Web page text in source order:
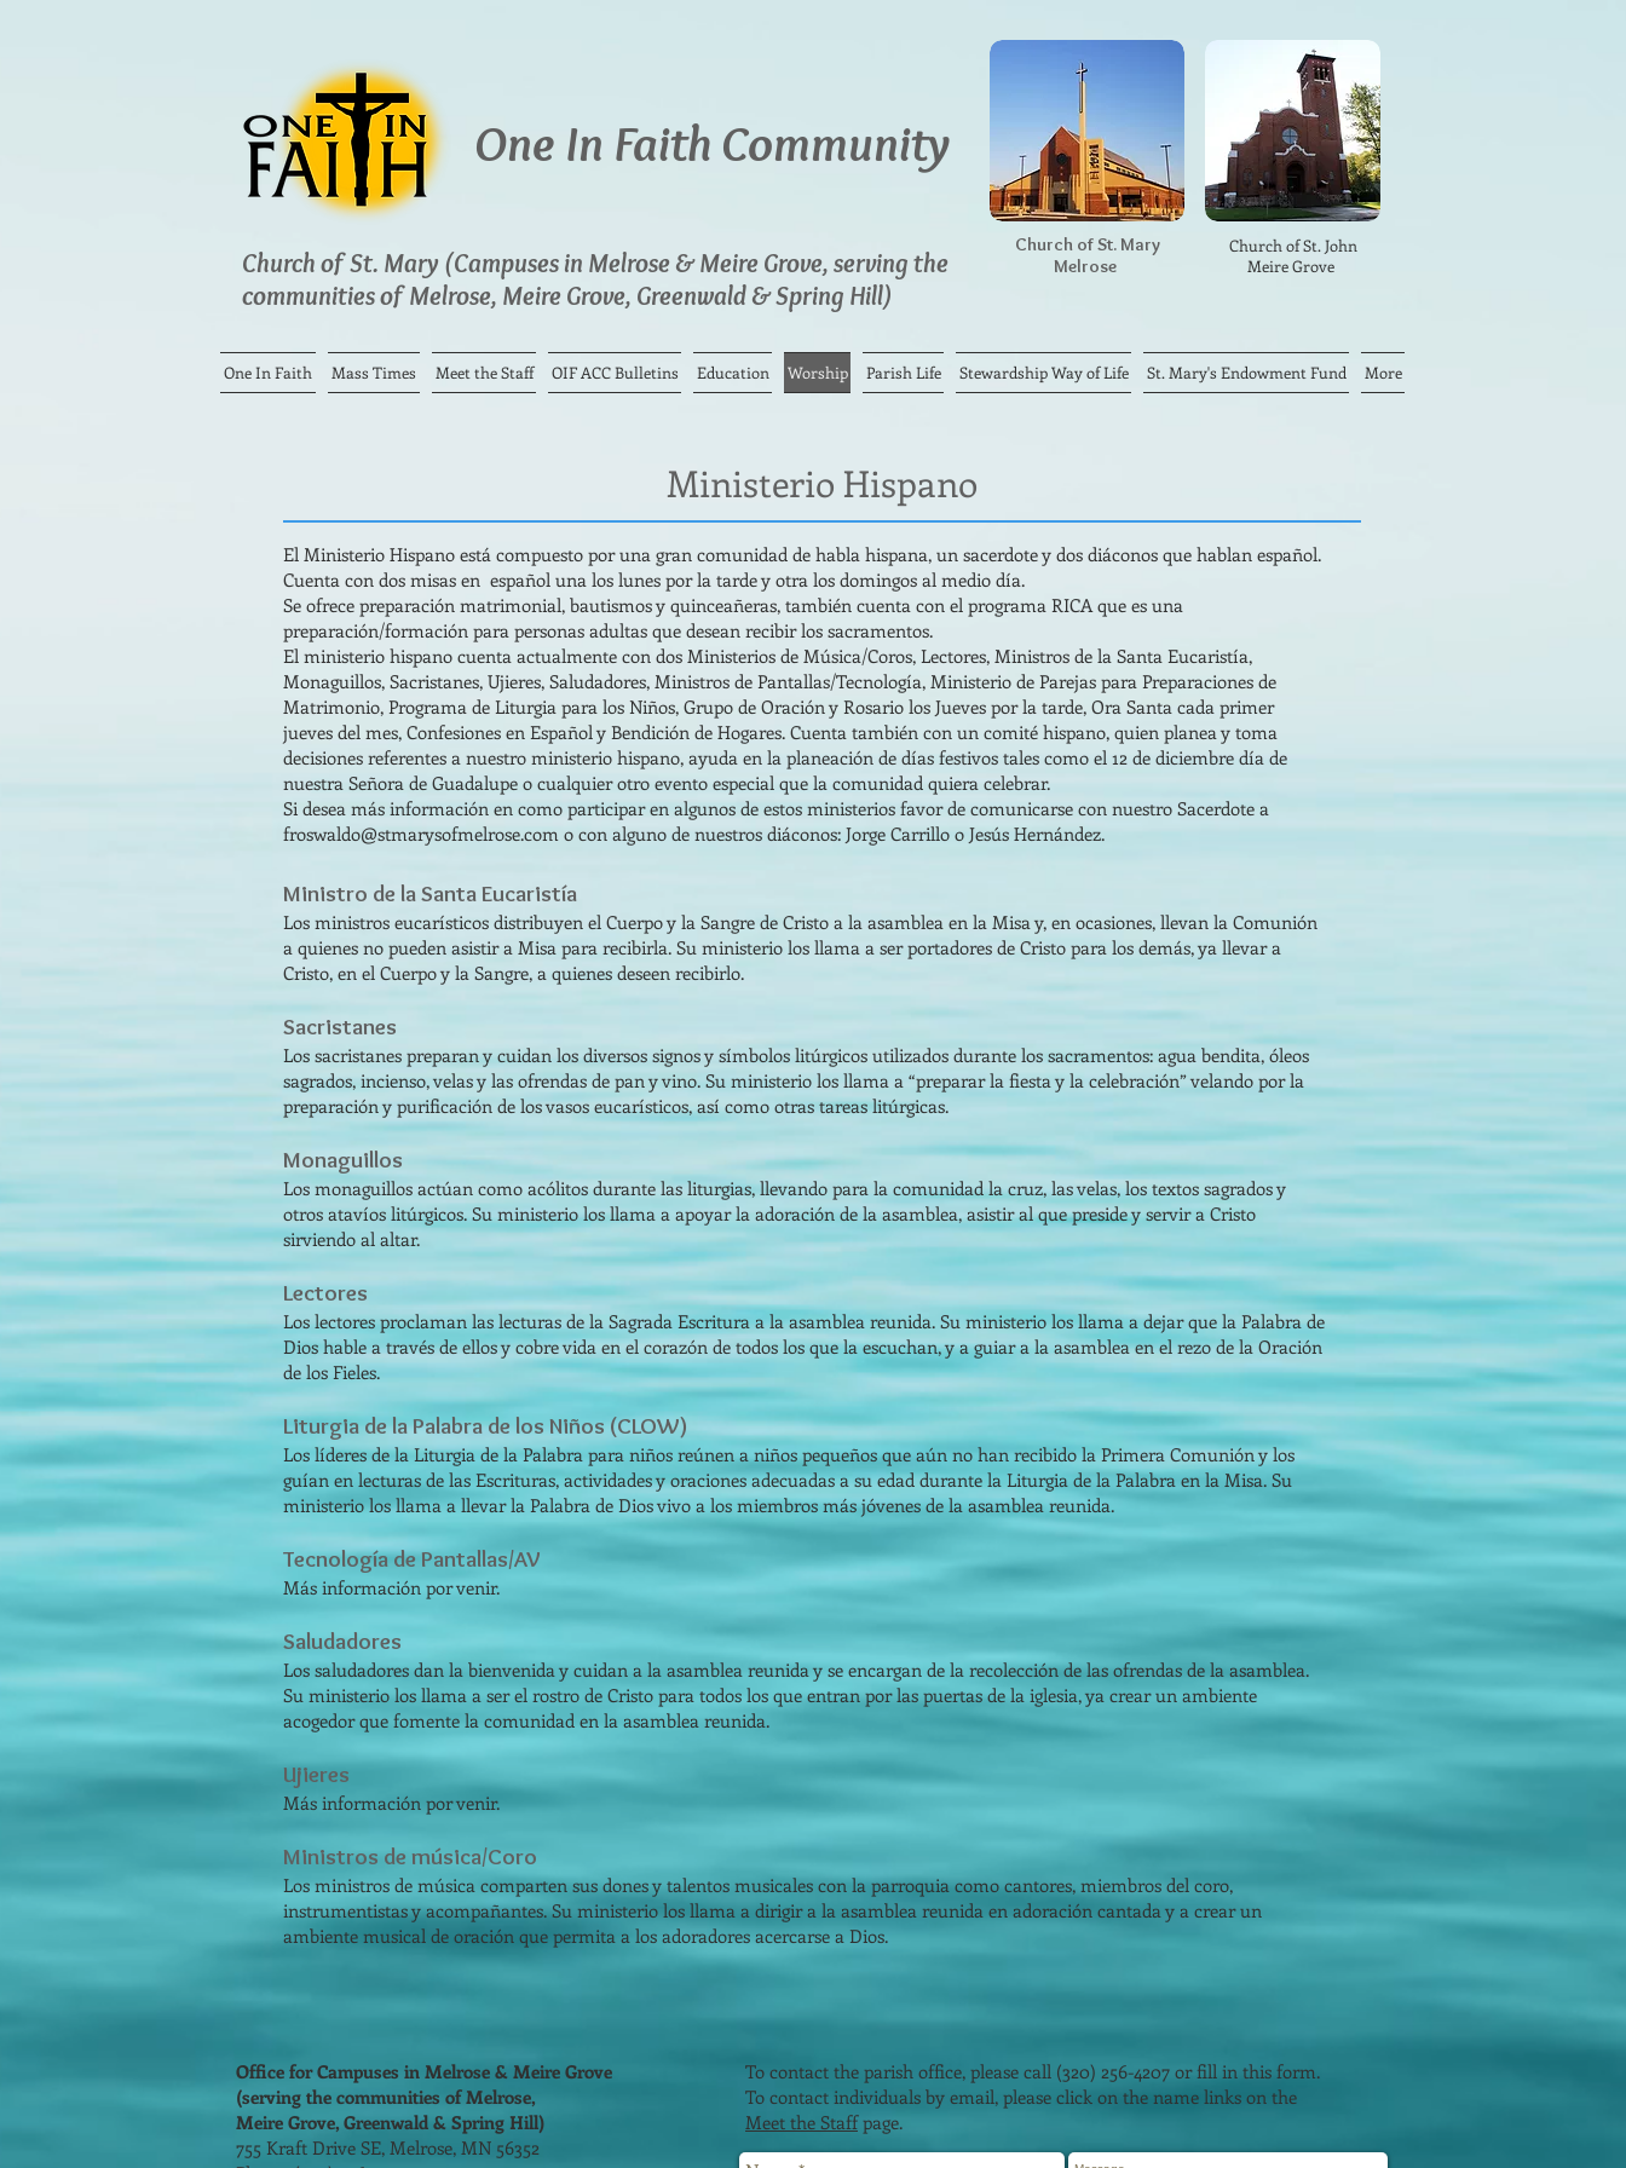
One In Faith Community
Church of St. Mary (Campuses in Melrose & Meire Grove, serving the
communities of Melrose, Meire Grove, Greenwald & Spring Hill)
Church of St. Mary
Melrose
Church of St. John
Meire Grove
One In Faith Mass Times Meet the Staff OIF ACC Bulletins Education Worship Parish Life Stewardship Way of Life St. Mary's Endowment Fund More
Ministerio Hispano
El Ministerio Hispano está compuesto por una gran comunidad de habla hispana, un sacerdote y dos diáconos que hablan español.
Cuenta con dos misas en español una los lunes por la tarde y otra los domingos al medio día.
Se ofrece preparación matrimonial, bautismos y quinceañeras, también cuenta con el programa RICA que es una
preparación/formación para personas adultas que desean recibir los sacramentos.
El ministerio hispano cuenta actualmente con dos Ministerios de Música/Coros, Lectores, Ministros de la Santa Eucaristía,
Monaguillos, Sacristanes, Ujieres, Saludadores, Ministros de Pantallas/Tecnología, Ministerio de Parejas para Preparaciones de
Matrimonio, Programa de Liturgia para los Niños, Grupo de Oración y Rosario los Jueves por la tarde, Ora Santa cada primer
jueves del mes, Confesiones en Español y Bendición de Hogares. Cuenta también con un comité hispano, quien planea y toma
decisiones referentes a nuestro ministerio hispano, ayuda en la planeación de días festivos tales como el 12 de diciembre día de
nuestra Señora de Guadalupe o cualquier otro evento especial que la comunidad quiera celebrar.
Si desea más información en como participar en algunos de estos ministerios favor de comunicarse con nuestro Sacerdote a
froswaldo@stmarysofmelrose.com o con alguno de nuestros diáconos: Jorge Carrillo o Jesús Hernández.
Ministro de la Santa Eucaristía
Los ministros eucarísticos distribuyen el Cuerpo y la Sangre de Cristo a la asamblea en la Misa y, en ocasiones, llevan la Comunión
a quienes no pueden asistir a Misa para recibirla. Su ministerio los llama a ser portadores de Cristo para los demás, ya llevar a
Cristo, en el Cuerpo y la Sangre, a quienes deseen recibirlo.
Sacristanes
Los sacristanes preparan y cuidan los diversos signos y símbolos litúrgicos utilizados durante los sacramentos: agua bendita, óleos
sagrados, incienso, velas y las ofrendas de pan y vino. Su ministerio los llama a “preparar la fiesta y la celebración” velando por la
preparación y purificación de los vasos eucarísticos, así como otras tareas litúrgicas.
Monaguillos
Los monaguillos actúan como acólitos durante las liturgias, llevando para la comunidad la cruz, las velas, los textos sagrados y
otros atavíos litúrgicos. Su ministerio los llama a apoyar la adoración de la asamblea, asistir al que preside y servir a Cristo
sirviendo al altar.
Lectores
Los lectores proclaman las lecturas de la Sagrada Escritura a la asamblea reunida. Su ministerio los llama a dejar que la Palabra de
Dios hable a través de ellos y cobre vida en el corazón de todos los que la escuchan, y a guiar a la asamblea en el rezo de la Oración
de los Fieles.
Liturgia de la Palabra de los Niños (CLOW)
Los líderes de la Liturgia de la Palabra para niños reúnen a niños pequeños que aún no han recibido la Primera Comunión y los
guían en lecturas de las Escrituras, actividades y oraciones adecuadas a su edad durante la Liturgia de la Palabra en la Misa. Su
ministerio los llama a llevar la Palabra de Dios vivo a los miembros más jóvenes de la asamblea reunida.
​Tecnología de Pantallas/AV
Más información por venir.
​Saludadores
Los saludadores dan la bienvenida y cuidan a la asamblea reunida y se encargan de la recolección de las ofrendas de la asamblea.
Su ministerio los llama a ser el rostro de Cristo para todos los que entran por las puertas de la iglesia, ya crear un ambiente
acogedor que fomente la comunidad en la asamblea reunida.
Ujieres
Más información por venir.
​Ministros de música/Coro
Los ministros de música comparten sus dones y talentos musicales con la parroquia como cantores, miembros del coro,
instrumentistas y acompañantes. Su ministerio los llama a dirigir a la asamblea reunida en adoración cantada y a crear un
ambiente musical de oración que permita a los adoradores acercarse a Dios.
Office for Campuses in Melrose & Meire Grove
(serving the communities of Melrose,
Meire Grove, Greenwald & Spring Hill)
755 Kraft Drive SE, Melrose, MN 56352
To contact the parish office, please call (320) 256-4207 or fill in this form.
To contact individuals by email, please click on the name links on the
Meet the Staffpage.